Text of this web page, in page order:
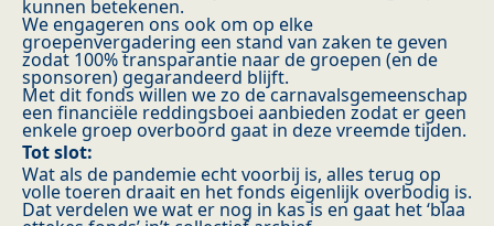
kunnen betekenen.
We engageren ons ook om op elke
groepenvergadering een stand van zaken te geven
zodat 100% transparantie naar de groepen (en de
sponsoren) gegarandeerd blijft.
Met dit fonds willen we zo de carnavalsgemeenschap
een financiële reddingsboei aanbieden zodat er geen
enkele groep overboord gaat in deze vreemde tijden.
Tot slot:
Wat als de pandemie echt voorbij is, alles terug op
volle toeren draait en het fonds eigenlijk overbodig is.
Dat verdelen we wat er nog in kas is en gaat het ‘blaa